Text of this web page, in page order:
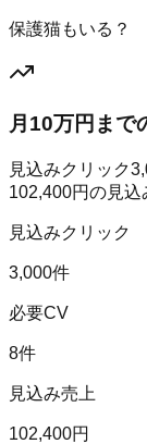
保護猫もいる？
月10万円まで
見込みクリック
102,400円の見込
見込みクリック
3,000件
必要CV
8件
見込み売上
102,400円